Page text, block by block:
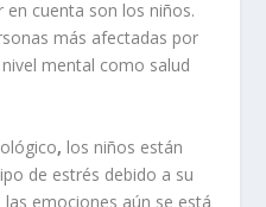
cuenta son los niños.
más afectadas por
mental como salud
, los niños están
de estrés debido a su
emociones aún se está